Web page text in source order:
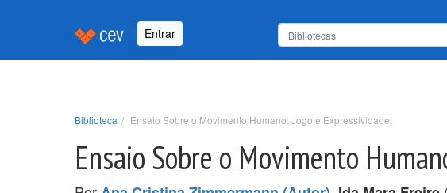
Entrar
Biblioteca Ensaio Sobre o Movimento Humano: Jogo e Expressividade.
Ensaio Sobre o Movimento